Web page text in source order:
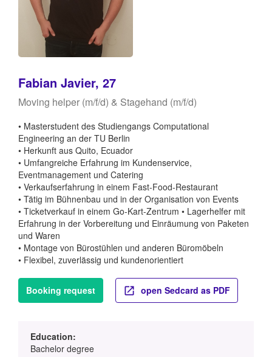
Fabian Javier, 27
Moving helper (m/f/d) & Stagehand (m/f/d)
• Masterstudent des Studiengangs Computational
Engineering an der TU Berlin
• Herkunft aus Quito, Ecuador
• Umfangreiche Erfahrung im Kundenservice,
Eventmanagement und Catering
• Verkaufserfahrung in einem Fast-Food-Restaurant
• Tätig im Bühnenbau und in der Organisation von Events
• Ticketverkauf in einem Go-Kart-Zentrum • Lagerhelfer mit
Erfahrung in der Vorbereitung und Einräumung von Paketen
und Waren
• Montage von Bürostühlen und anderen Büromöbeln
• Flexibel, zuverlässig und kundenorientiert
Booking request open Sedcard as PDF
Education:
Bachelor degree